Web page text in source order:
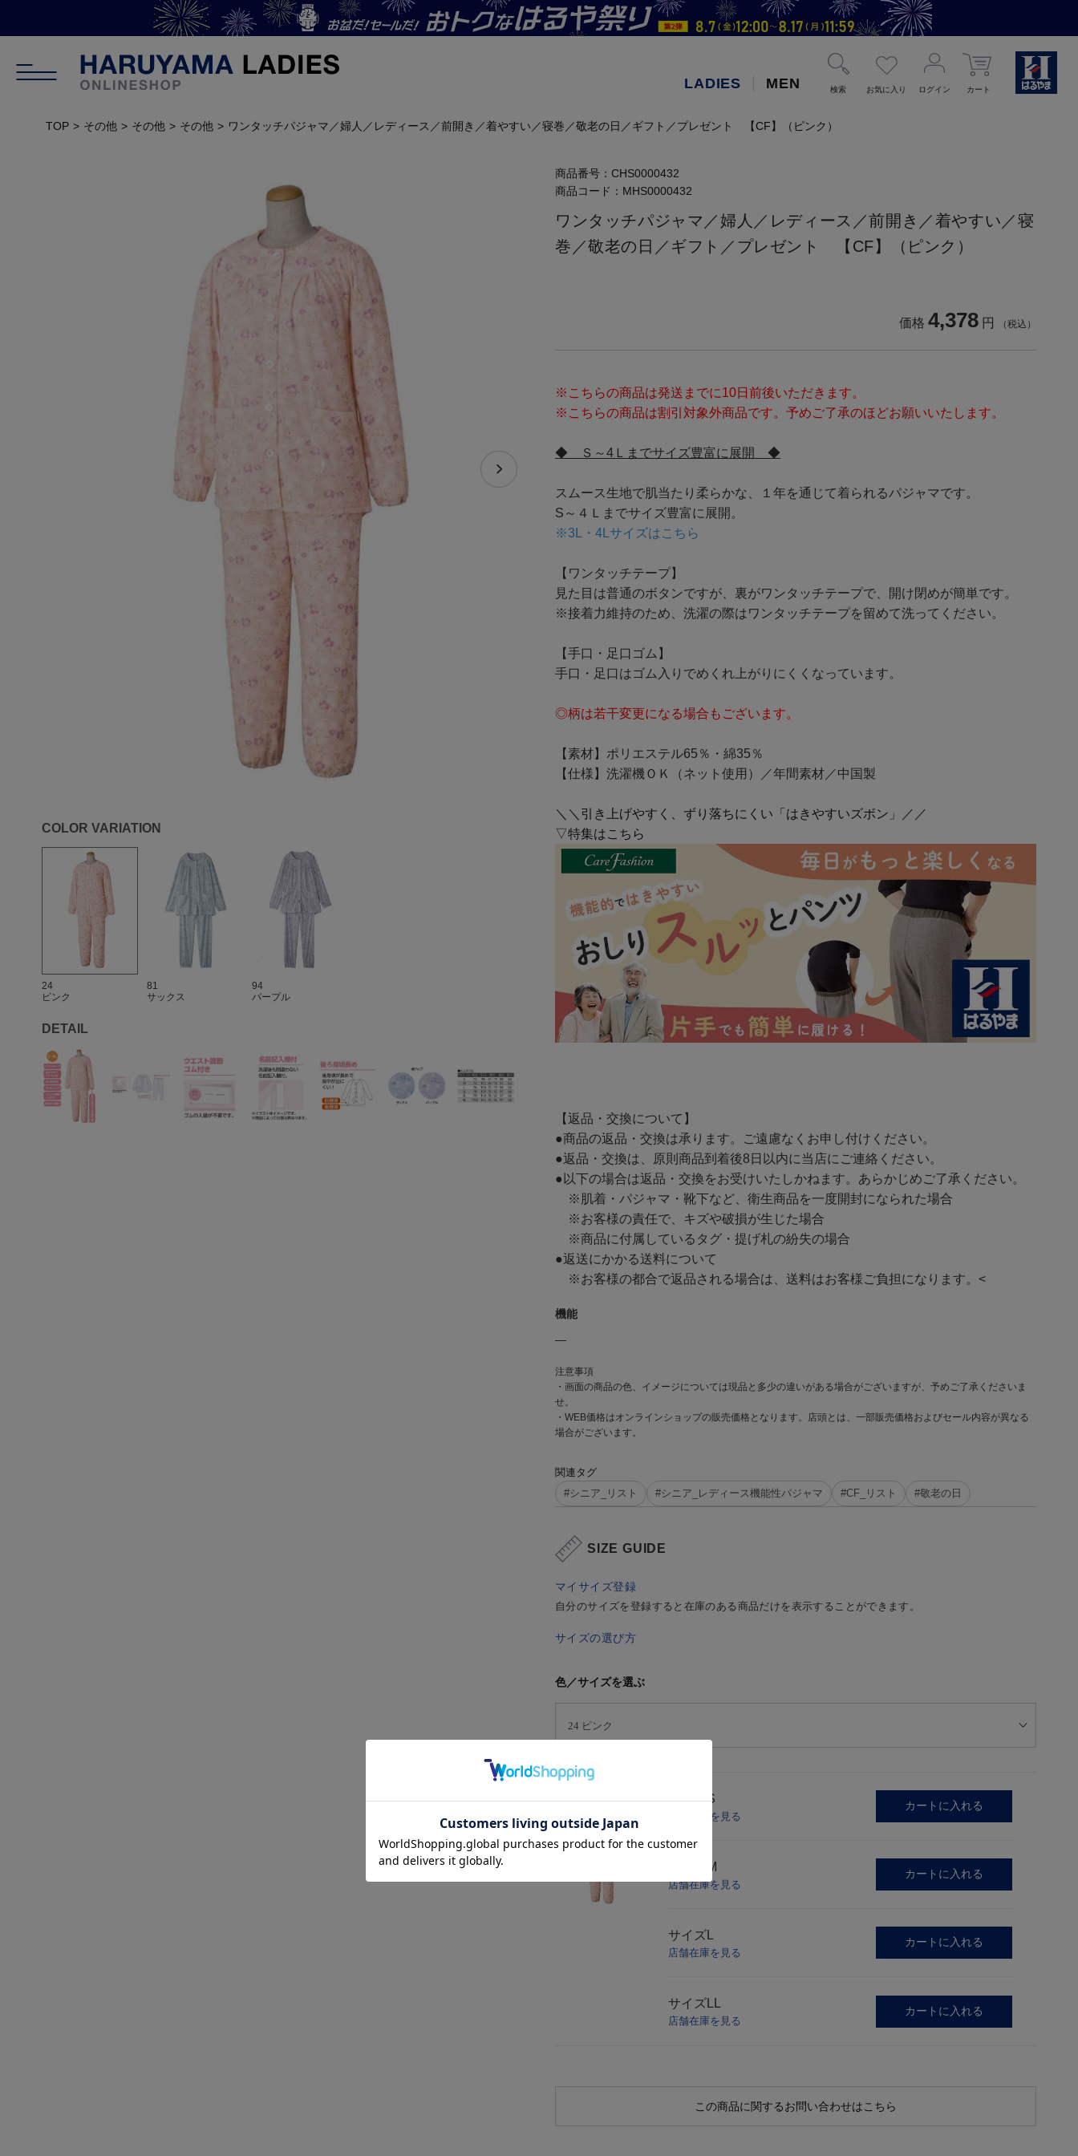
LADIES MEN 検索 お気に入り ログイン カート
TOP その他 その他 その他 ワンタッチパジャマ／婦人／レディース／前開き／着やすい／寝巻／敬老の日／ギフト／プレゼント 【CF】（ピンク）
COLOR VARIATION
24
ピンク
81
サックス
94
パープル
DETAIL
商品番号： CHS0000432
商品コード： MHS0000432
ワンタッチパジャマ／婦人／レディース／前開き／着やすい／寝
巻／敬老の日／ギフト／プレゼント 【CF】（ピンク）
価格 4,378 円 （税込）
※こちらの商品は発送までに10日前後いただきます。
※こちらの商品は割引対象外商品です。予めご了承のほどお願いいたします。
◆ Ｓ～4Ｌまでサイズ豊富に展開 ◆
スムース生地で肌当たり柔らかな、１年を通じて着られるパジャマです。
S～４Ｌまでサイズ豊富に展開。
※3L・4Lサイズはこちら
【ワンタッチテープ】
見た目は普通のボタンですが、裏がワンタッチテープで、開け閉めが簡単です。
※接着力維持のため、洗濯の際はワンタッチテープを留めて洗ってください。
【手口・足口ゴム】
手口・足口はゴム入りでめくれ上がりにくくなっています。
◎柄は若干変更になる場合もございます。
【素材】ポリエステル65％・綿35％
【仕様】洗濯機ＯＫ（ネット使用）／年間素材／中国製
＼＼引き上げやすく、ずり落ちにくい「はきやすいズボン」／／
▽特集はこちら
【返品・交換について】
●商品の返品・交換は承ります。ご遠慮なくお申し付けください。
●返品・交換は、原則商品到着後8日以内に当店にご連絡ください。
●以下の場合は返品・交換をお受けいたしかねます。あらかじめご了承ください。
※肌着・パジャマ・靴下など、衛生商品を一度開封になられた場合
※お客様の責任で、キズや破損が生じた場合
※商品に付属しているタグ・提げ札の紛失の場合
●返送にかかる送料について
※お客様の都合で返品される場合は、送料はお客様ご負担になります。<
機能
―
注意事項
・画面の商品の色、イメージについては現品と多少の違いがある場合がございますが、予めご了承くださいま
せ。
・WEB価格はオンラインショップの販売価格となります。店頭とは、一部販売価格およびセール内容が異なる
場合がございます。
関連タグ
#シニア_リスト
#シニア_レディース機能性パジャマ #CF_リスト #敬老の日
SIZE GUIDE
マイサイズ登録
自分のサイズを登録すると在庫のある商品だけを表示することができます。
サイズの選び方
色／サイズを選ぶ
サイズS
店舗在庫を見る
カートに入れる
M
店舗在庫を見る
カートに入れる
サイズ
店舗在庫を見る
カートに入れる
サイズ
店舗在庫を見る
カートに入れる
この商品に関するお問い合わせはこちら